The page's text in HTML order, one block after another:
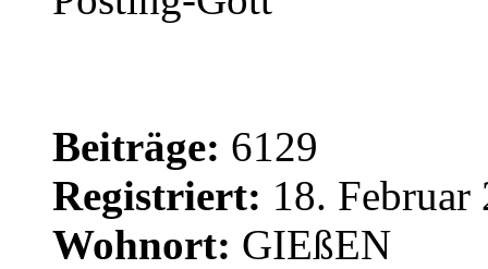
Beiträge: 6129
Registriert: 18. Februar
Wohnort: GIEßEN